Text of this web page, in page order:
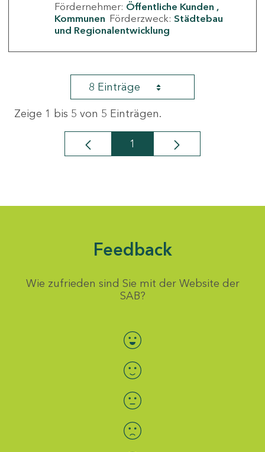
Fördernehmer: Öffentliche Kunden
Kommunen Förderzweck: Städtebau
und Regionalentwicklung
8 Einträge
Zeige 1 bis 5 von 5 Einträgen.
Seite
1
Feedback
Wie zufrieden sind Sie mit der Website der
SAB?
Bewertung auswählen